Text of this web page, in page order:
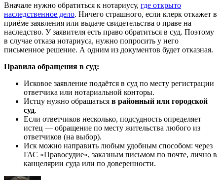
Вначале нужно обратиться к нотариусу, где открыто
наследственное дело. Ничего страшного, если клерк откажет в
приёме заявления или выдаче свидетельства о праве на
наследство. У заявителя есть право обратиться в суд. Поэтому
в случае отказа нотариуса, нужно попросить у него
письменное решение. А одним из документов будет отказная.
Правила обращения в суд:
Исковое заявление подаётся в суд по месту регистрации
ответчика или нотариальной конторы.
Истцу нужно обращаться в районный или городской
суд.
Если ответчиков несколько, подсудность определяет
истец — обращение по месту жительства любого из
ответчиков (на выбор).
Иск можно направить любым удобным способом: через
ГАС «Правосудие», заказным письмом по почте, лично в
канцелярии суда или по доверенности.